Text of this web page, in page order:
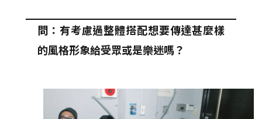
問：有考慮過整體搭配想要傳達甚麼樣
的風格形象給受眾或是樂迷嗎？